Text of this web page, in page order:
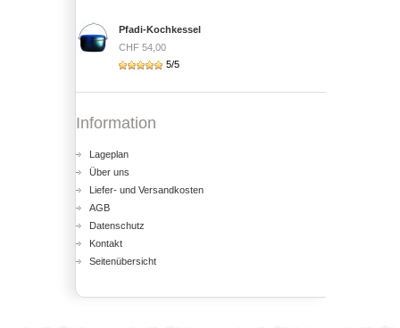
Pfadi-Kochkessel
CHF 54,00
5/5
Information
Lageplan
Über uns
Liefer- und Versandkosten
AGB
Datenschutz
Kontakt
Seitenübersicht